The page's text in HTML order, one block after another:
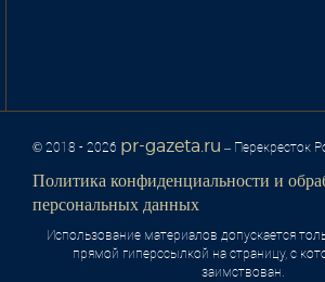
© 2018 - 2026 pr-gazeta.ru – Перекресток
Политика конфиденциальности и
персональных данных
Использование материалов допускается
прямой гиперссылкой на страницу, с
заимствован.